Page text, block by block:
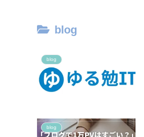
blog
blog
blog